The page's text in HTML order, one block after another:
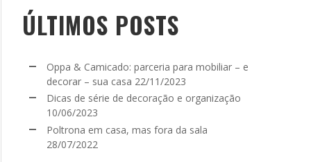
ÚLTIMOS POSTS
Oppa & Camicado: parceria para mobiliar – e
decorar – sua casa 22/11/2023
Dicas de série de decoração e organização
10/06/2023
Poltrona em casa, mas fora da sala
28/07/2022